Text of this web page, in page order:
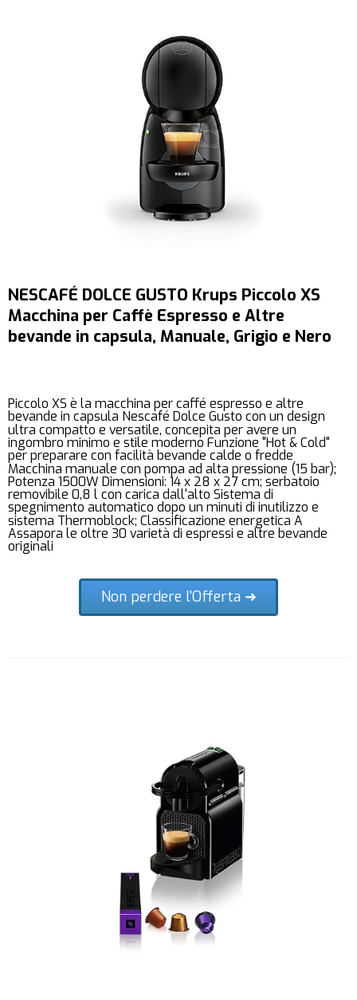
NESCAFÉ DOLCE GUSTO Krups Piccolo XS
Macchina per Caffè Espresso e Altre
bevande in capsula, Manuale, Grigio e Nero
Piccolo XS è la macchina per caffé espresso e altre
bevande in capsula Nescafé Dolce Gusto con un design
ultra compatto e versatile, concepita per avere un
ingombro minimo e stile moderno Funzione "Hot & Cold"
per preparare con facilità bevande calde o fredde
Macchina manuale con pompa ad alta pressione (15 bar);
Potenza 1500W Dimensioni: 14 x 28 x 27 cm; serbatoio
removibile 0,8 l con carica dall'alto Sistema di
spegnimento automatico dopo un minuti di inutilizzo e
sistema Thermoblock; Classificazione energetica A
Assapora le oltre 30 varietà di espressi e altre bevande
originali
Non perdere l'Offerta ➜